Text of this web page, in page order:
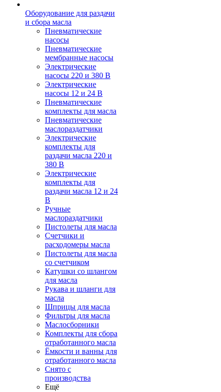
Оборудование для раздачи
и сбора масла
Пневматические
насосы
Пневматические
мембранные насосы
Электрические
насосы 220 и 380 В
Электрические
насосы 12 и 24 В
Пневматические
комплекты для масла
Пневматические
маслораздатчики
Электрические
комплекты для
раздачи масла 220 и
380 В
Электрические
комплекты для
раздачи масла 12 и 24
В
Ручные
маслораздатчики
Пистолеты для масла
Счетчики и
расходомеры масла
Пистолеты для масла
со счетчиком
Катушки со шлангом
для масла
Рукава и шланги для
масла
Шприцы для масла
Фильтры для масла
Маслосборники
Комплекты для сбора
отработанного масла
Ёмкости и ванны для
отработанного масла
Снято с
производства
Ещё